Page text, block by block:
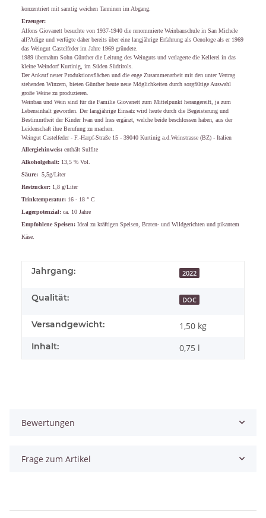
konzentriert mit samtig weichen Tanninen im Abgang.
Erzeuger:
Alfons Giovanett besuchte von 1937-1940 die renommierte Weinbauschule in San Michele
all?Adige und verfügte daher bereits über eine langjährige Erfahrung als Oenologe als er 1969
das Weingut Castelfeder im Jahre 1969 gründete.
1989 übernahm Sohn Günther die Leitung des Weinguts und verlagerte die Kellerei in das
kleine Weindorf Kurtinig, im Süden Südtirols.
Der Ankauf neuer Produktionsflächen und die enge Zusammenarbeit mit den unter Vertrag
stehenden Winzern, bieten Günther heute neue Möglichkeiten durch sorgfältige Auswahl
große Weine zu produzieren.
Weinbau und Wein sind für die Familie Giovanett zum Mittelpunkt herangereift, ja zum
Lebensinhalt geworden. Der langjährige Einsatz wird heute durch die Begeisterung und
Bestimmtheit der Kinder Ivan und Ines ergänzt, welche beide beschlossen haben, aus der
Leidenschaft ihre Berufung zu machen.
Weingut Castelfeder - F.-Harpf-Straße 15 - 39040 Kurtinig a.d.Weinstrasse (BZ) - Italien
Allergiehinweis: enthält Sulfite
Alkoholgehalt: 13,5 % Vol.
Säure: 5,5g/Liter
Restzucker: 1,8 g/Liter
Trinktemperatur: 16 - 18 ° C
Lagerpotenzial: ca. 10 Jahre
Empfohlene Speisen: Ideal zu kräftigen Speisen, Braten- und Wildgerichten und pikantem
Käse.
Jahrgang: 2022
Qualität: DOC
Versandgewicht: 1,50 kg
Inhalt: 0,75 l
Bewertungen
Frage zum Artikel